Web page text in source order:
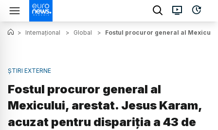
> Internațional > Global > Fostul procuror general al
ȘTIRI EXTERNE
Fostul procuror general al
Mexicului, arestat. Jesus Karam,
acuzat pentru dispariția a 43 de